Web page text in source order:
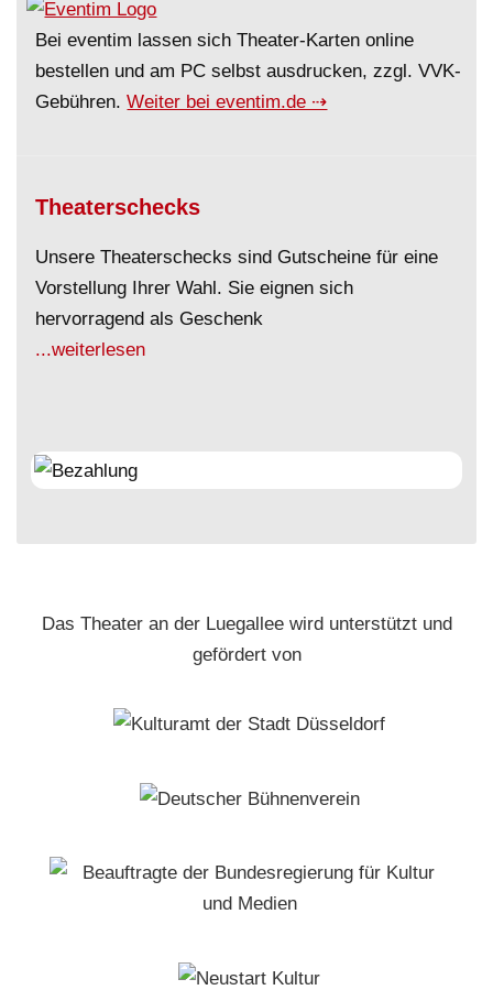
Bei eventim lassen sich Theater-Karten online
bestellen und am PC selbst ausdrucken, zzgl. VVK-
Gebühren.Weiter bei eventim.de ⇢
Theaterschecks
Unsere Theaterschecks sind Gutscheine für eine
Vorstellung Ihrer Wahl. Sie eignen sich
hervorragend als Geschenk
...weiterlesen
Das Theater an der Luegallee wird unterstützt und
gefördert von